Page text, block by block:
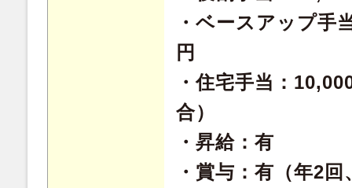
・ベースアップ手
円
・住宅手当：
合）
・昇給：有
・賞与：有（年2